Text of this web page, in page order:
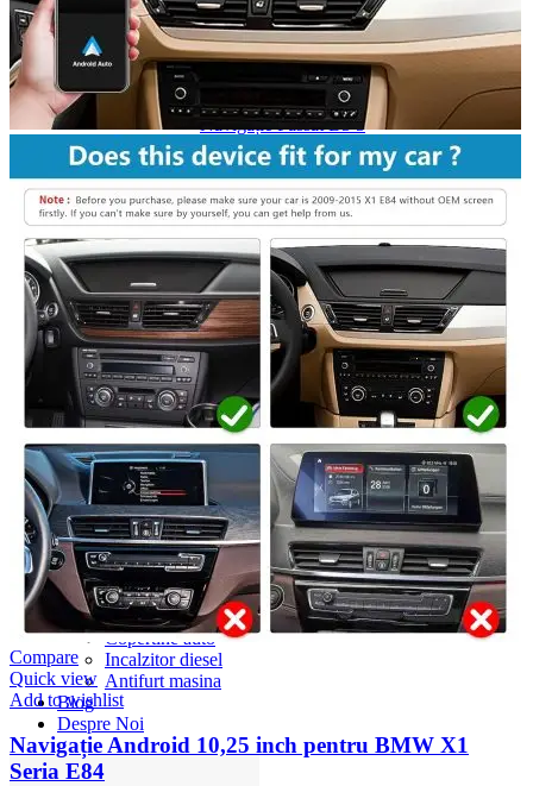
Navigație Mercedes W204
Navigație Mercedes W211
Navigație Mercedes Sprinter
Passat
Navigație Passat B5
Navigație Passat B5 5
Navigație Passat B6
Navigație Passat B7
Navigație Passat B8
Navigație Passat CC
Skoda
Navigație Skoda Fabia 1
Navigație Skoda Fabia 2
Navigație Skoda Octavia 1
Navigație Skoda Octavia 2
Navigație Skoda Octavia 3
Navigație Skoda Rapid
Navigație Skoda Superb 1
Navigație Skoda Superb 2
Navigație Toyota Avensis T25
Portbagaj Plafon Auto
Sub 350 Litri
Peste 350 Litri
Peste 450 litri
Accesorii auto masina
Accesorii Dacia Duster 3
Accesorii Duster 2
Accesorii Dacia Jogger
Parfum masina
Copertine auto
Incalzitor diesel
Antifurt masina
Blog
Despre Noi
Compare
Quick view
Add to wishlist
Navigație Android 10,25 inch pentru BMW X1
Seria E84